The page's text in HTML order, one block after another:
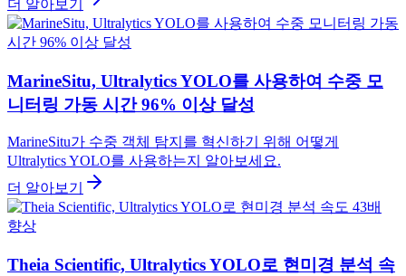
더 알아보기
MarineSitu, Ultralytics YOLO를 사용하여 수중 모
니터링 가동 시간 96% 이상 달성
MarineSitu가 수중 객체 탐지를 혁신하기 위해 어떻게
Ultralytics YOLO를 사용하는지 알아보세요.
더 알아보기
Theia Scientific, Ultralytics YOLO로 현미경 분석 속